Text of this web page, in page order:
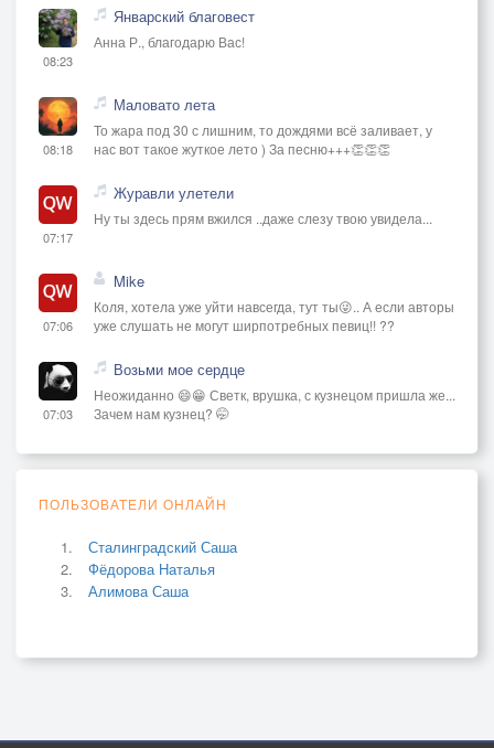
08:23
Январский благовест
Анна Р., благодарю Вас!
08:18
Маловато лета
То жара под 30 с лишним, то дождями всё заливает, у
нас вот такое жуткое лето ) За песню+++👏👏👏
07:17
Журавли улетели
Ну ты здесь прям вжился ..даже слезу твою увидела...
07:06
Mike
Коля, хотела уже уйти навсегда, тут ты😜.. А если авторы
уже слушать не могут ширпотребных певиц!! ??
07:03
Возьми мое сердце
Неожиданно 😄😁 Светк, врушка, с кузнецом пришла же...
Зачем нам кузнец? 🤭
ПОЛЬЗОВАТЕЛИ ОНЛАЙН
Сталинградский Саша
Фёдорова Наталья
Алимова Саша